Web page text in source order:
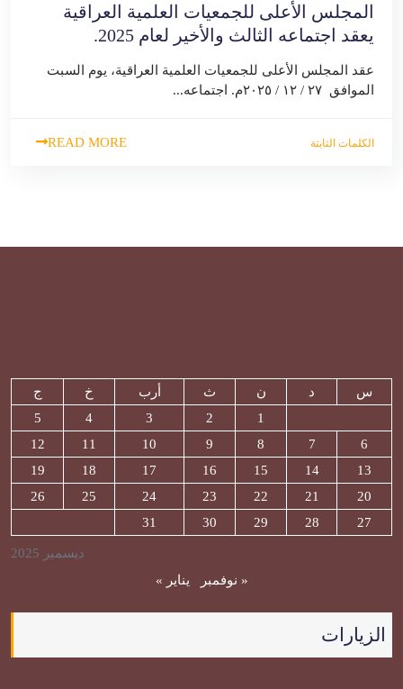
المجلس الأعلى للجمعيات العلمية العراقية
يعقد اجتماعه الثالث والأخير لعام 2025.
عقد المجلس الأعلى للجمعيات العلمية العراقية، يوم السبت
الموافق ٢٧ / ١٢ / ٢٠٢٥م. اجتماعه...
الكلمات الثابتة READ MORE
ديسمبر 2025
س د ن ث أرب خ
ج
1
2
3
4
5
6
7
8
9
10
11
12
13
14
15
16
17
18
19
20
21
22
23
24
25
26
27
28
29
30
31
« نوفمبر يناير »
الزيارات